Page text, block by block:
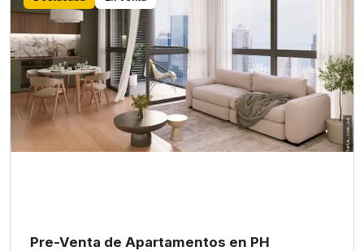
Pre-Venta de Apartamentos en PH